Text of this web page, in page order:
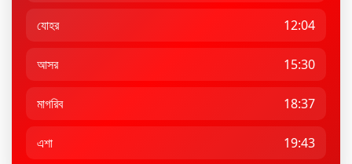
যোহর 12:04
আসর 15:30
মাগরিব 18:37
এশা 19:43